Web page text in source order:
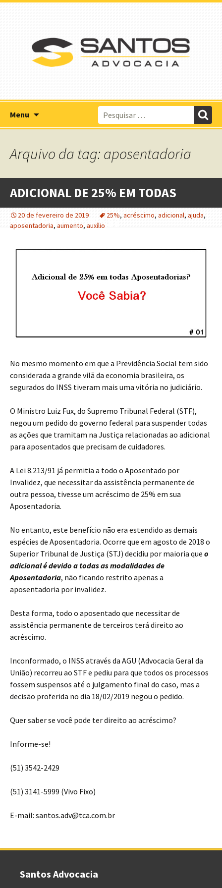
Menu
o
Pesquisar
por:
Arquivo da tag: aposentadoria
ADICIONAL DE 25% EM TODAS
APOSENTADORIAS?
20 de fevereiro de 2019 25%, acréscimo, adicional, ajuda,
aposentadoria, aumento, auxílio
No mesmo momento em que a Previdência Social tem sido
considerada a grande vilã da economia brasileira, os
segurados do INSS tiveram mais uma vitória no judiciário.
O Ministro Luiz Fux, do Supremo Tribunal Federal (STF),
negou um pedido do governo federal para suspender todas
as ações que tramitam na Justiça relacionadas ao adicional
para aposentados que precisam de cuidadores.
A Lei 8.213/91 já permitia a todo o Aposentado por
Invalidez, que necessitar da assistência permanente de
outra pessoa, tivesse um acréscimo de 25% em sua
Aposentadoria.
No entanto, este benefício não era estendido as demais
espécies de Aposentadoria. Ocorre que em agosto de 2018 o
Superior Tribunal de Justiça (STJ) decidiu por maioria que o
adicional é devido a todas as modalidades de
Aposentadoria, não ficando restrito apenas a
aposentadoria por invalidez.
Desta forma, todo o aposentado que necessitar de
assistência permanente de terceiros terá direito ao
acréscimo.
Inconformado, o INSS através da AGU (Advocacia Geral da
União) recorreu ao STF e pediu para que todos os processos
fossem suspensos até o julgamento final do caso, mas a
decisão proferida no dia 18/02/2019 negou o pedido.
Quer saber se você pode ter direito ao acréscimo?
Informe-se!
(51) 3542-2429
(51) 3141-5999 (Vivo Fixo)
E-mail: santos.adv@tca.com.br
Santos Advocacia